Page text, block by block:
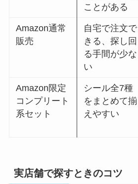
ことがある
Amazon通常
販売
自宅で注文で
きる、探し回
る手間が少な
い
Amazon限定
コンプリート
系セット
シール全7種
をまとめて揃
えやすい
実店舗で探すときのコツ